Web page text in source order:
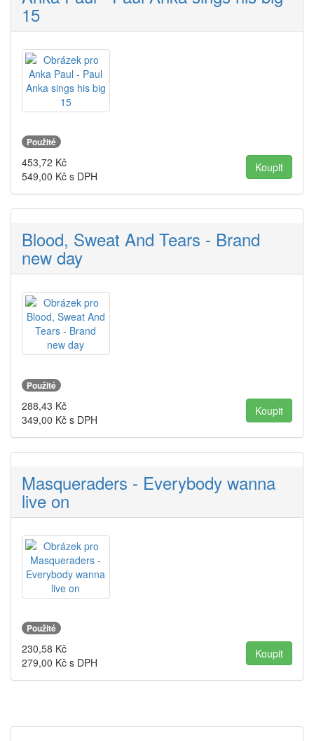
15
Použité
453,72 Kč
549,00 Kč s DPH
Blood, Sweat And Tears - Brand
new day
Použité
288,43 Kč
349,00 Kč s DPH
Masqueraders - Everybody wanna
live on
Použité
230,58 Kč
279,00 Kč s DPH